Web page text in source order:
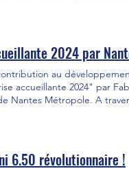
2024 par
au
accueillante 2024" par
Nantes Métropole. A
6.50 révolutionnaire !